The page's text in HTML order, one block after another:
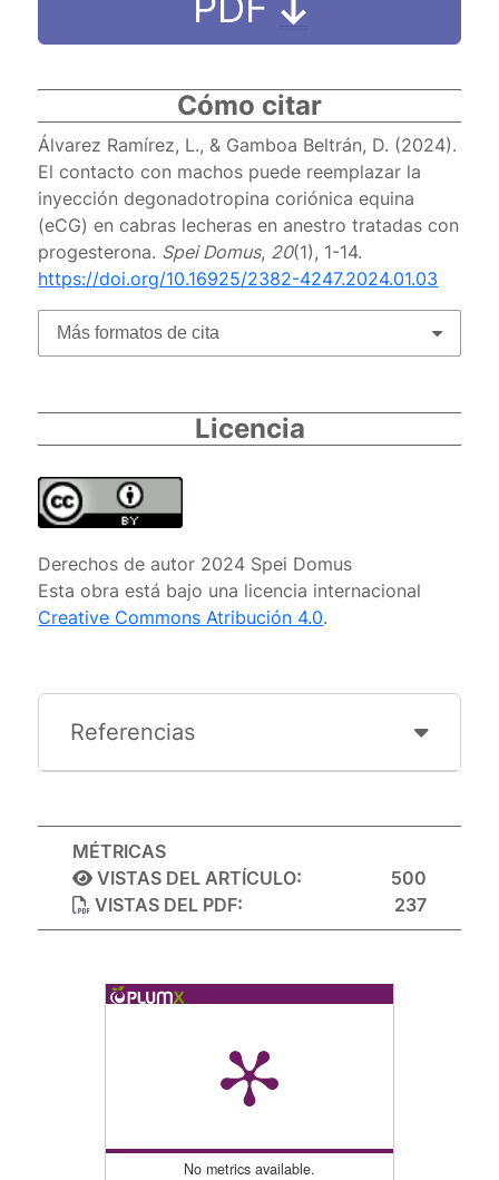
Cómo citar
Álvarez Ramírez, L., & Gamboa Beltrán, D. (2024).
El contacto con machos puede reemplazar la
inyección degonadotropina coriónica equina
(eCG) en cabras lecheras en anestro tratadas con
progesterona. Spei Domus, 20(1), 1-14.
https://doi.org/10.16925/2382-4247.2024.01.03
Más formatos de cita
Licencia
Derechos de autor 2024 Spei Domus
Esta obra está bajo una licencia internacional
Creative Commons Atribución 4.0.
Referencias
MÉTRICAS
VISTAS DEL ARTÍCULO:
500
VISTAS DEL PDF:
237
No metrics available.